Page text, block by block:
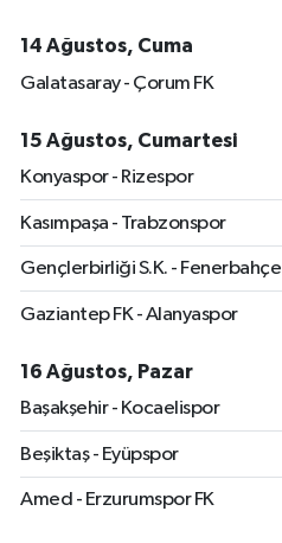
14 Ağustos, Cuma
Galatasaray - Çorum FK
15 Ağustos, Cumartesi
Konyaspor - Rizespor
Kasımpaşa - Trabzonspor
Gençlerbirliği S.K. - Fenerbahçe
Gaziantep FK - Alanyaspor
16 Ağustos, Pazar
Başakşehir - Kocaelispor
Beşiktaş - Eyüpspor
Amed - Erzurumspor FK